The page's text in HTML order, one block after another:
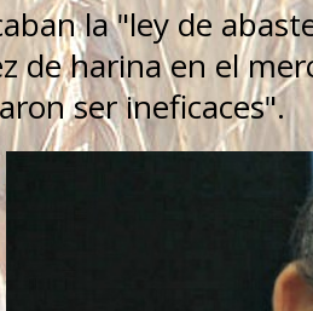
la "ley de
de harina en el
ser ineficaces".